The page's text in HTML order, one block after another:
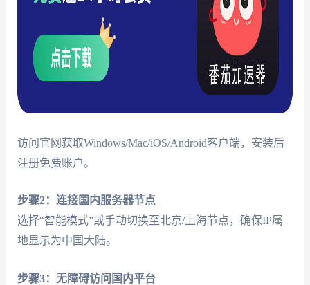
访问官网获取Windows/Mac/iOS/Android客户端，安装后
注册免费账户。
步骤2：连接国内服务器节点
选择“智能模式”或手动切换至北京/上海节点，确保IP属
地显示为中国大陆。
步骤3：无障碍访问国内平台